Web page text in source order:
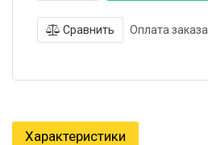
Сравнить Оплата заказа
Характеристики